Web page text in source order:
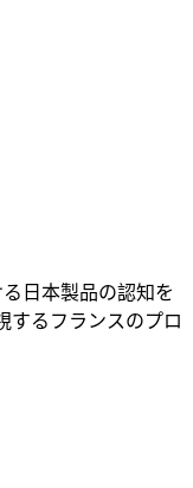
日本製品の認知を
するフランスのプロ